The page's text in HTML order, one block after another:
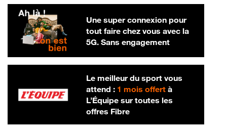
Une super connexion pour
tout faire chez vous avec la
5G. Sans engagement
Le meilleur du sport vous
attend : 1 mois offertà
L’Équipe sur toutes les
offres Fibre